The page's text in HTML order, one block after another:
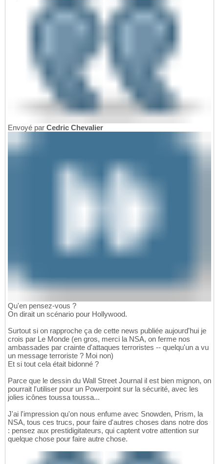
Envoyé par Cedric Chevalier
Qu'en pensez-vous ?
On dirait un scénario pour Hollywood.
Surtout si on rapproche ça de cette news publiée aujourd'hui je
crois par Le Monde (en gros, merci la NSA, on ferme nos
ambassades par crainte d'attaques terroristes -- quelqu'un a vu
un message terroriste ? Moi non)
Et si tout cela était bidonné ?
Parce que le dessin du Wall Street Journal il est bien mignon, on
pourrait l'utiliser pour un Powerpoint sur la sécurité, avec les
jolies icônes toussa toussa...
J'ai l'impression qu'on nous enfume avec Snowden, Prism, la
NSA, tous ces trucs, pour faire d'autres choses dans notre dos
: pensez aux prestidigitateurs, qui captent votre attention sur
quelque chose pour faire autre chose.